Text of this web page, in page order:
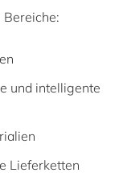
und intelligente
Lieferketten